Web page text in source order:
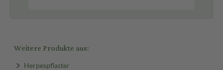
Weitere Produkte aus:
Herpespflaster